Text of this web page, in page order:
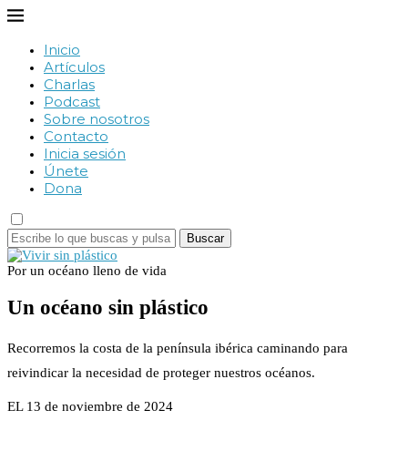
Inicio
Artículos
Charlas
Podcast
Sobre nosotros
Contacto
Inicia sesión
Únete
Dona
Buscar
Por un océano lleno de vida
Un océano sin plástico
Recorremos la costa de la península ibérica caminando para
reivindicar la necesidad de proteger nuestros océanos.
EL 13 de noviembre de 2024